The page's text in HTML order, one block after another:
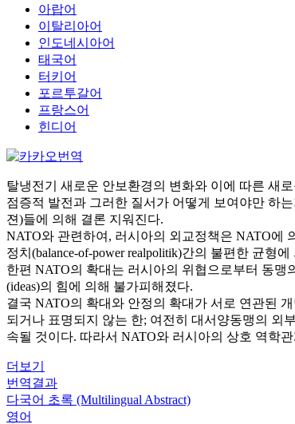
아랍어
이탈리아어
인도네시아어
태국어
터키어
포르투갈어
프랑스어
힌디어
탈냉전기 새로운 안보환경의 변화와 이에 따른 새
점증적 발전과 그러한 질서가 어떻게 보여야만 하
젼)들에 의해 결론 지워진다.
NATO와 관련하여, 러시아의 외교정책은 NATO에
정치(balance-of-power realpolitik)간의 불편한 균형
한편 NATO의 확대는 러시아의 위협으로부터 동
(ideas)의 힘에 의해 불가피해졌다.
결국 NATO의 확대와 안정의 확대가 서로 연관된
되거나 표명되지 않는 한; 여전히 대서양동맹의 외
속될 것이다. 따라서 NATO와 러시아의 상호 역학
더보기
번역결과
다국어 초록 (Multilingual Abstract)
영어